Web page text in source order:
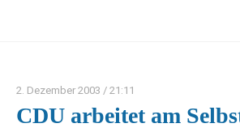
2. Dezember 2003 / 21:11
CDU arbeitet am